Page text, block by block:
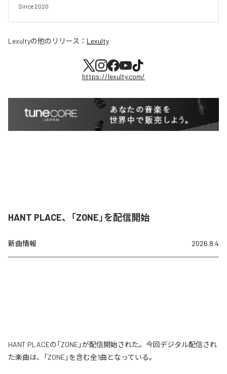
Since 2020
Lexultyの他のリリース： Lexulty
https://lexulty.com/
HANT PLACE、「ZONE」を配信開始
新曲情報 2026.8.4
HANT PLACEの「ZONE」が配信開始された。今回デジタル配信され
た楽曲は、「ZONE」を含む全1曲となっている。